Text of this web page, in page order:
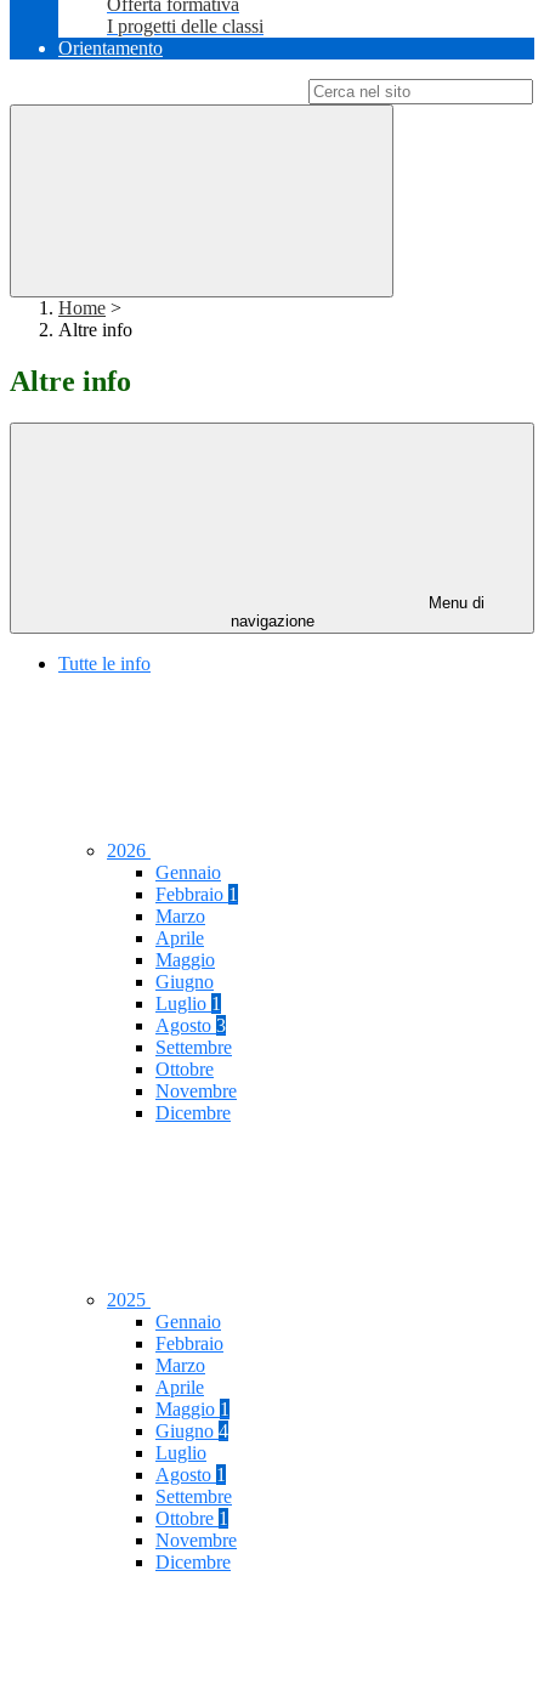
Offerta formativa
I progetti delle classi
Orientamento
Home >
Altre info
Altre info
Menu di
navigazione
Tutte le info
2026
Gennaio
Febbraio 1
Marzo
Aprile
Maggio
Giugno
Luglio 1
Agosto 3
Settembre
Ottobre
Novembre
Dicembre
2025
Gennaio
Febbraio
Marzo
Aprile
Maggio 1
Giugno 4
Luglio
Agosto 1
Settembre
Ottobre 1
Novembre
Dicembre